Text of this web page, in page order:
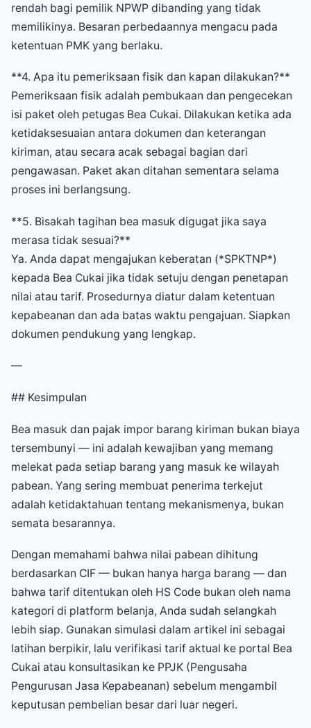
rendah bagi pemilik NPWP dibanding yang tidak
memilikinya. Besaran perbedaannya mengacu pada
ketentuan PMK yang berlaku.
**4. Apa itu pemeriksaan fisik dan kapan dilakukan?**
Pemeriksaan fisik adalah pembukaan dan pengecekan
isi paket oleh petugas Bea Cukai. Dilakukan ketika ada
ketidaksesuaian antara dokumen dan keterangan
kiriman, atau secara acak sebagai bagian dari
pengawasan. Paket akan ditahan sementara selama
proses ini berlangsung.
**5. Bisakah tagihan bea masuk digugat jika saya
merasa tidak sesuai?**
Ya. Anda dapat mengajukan keberatan (*SPKTNP*)
kepada Bea Cukai jika tidak setuju dengan penetapan
nilai atau tarif. Prosedurnya diatur dalam ketentuan
kepabeanan dan ada batas waktu pengajuan. Siapkan
dokumen pendukung yang lengkap.
—
## Kesimpulan
Bea masuk dan pajak impor barang kiriman bukan biaya
tersembunyi — ini adalah kewajiban yang memang
melekat pada setiap barang yang masuk ke wilayah
pabean. Yang sering membuat penerima terkejut
adalah ketidaktahuan tentang mekanismenya, bukan
semata besarannya.
Dengan memahami bahwa nilai pabean dihitung
berdasarkan CIF — bukan hanya harga barang — dan
bahwa tarif ditentukan oleh HS Code bukan oleh nama
kategori di platform belanja, Anda sudah selangkah
lebih siap. Gunakan simulasi dalam artikel ini sebagai
latihan berpikir, lalu verifikasi tarif aktual ke portal Bea
Cukai atau konsultasikan ke PPJK (Pengusaha
Pengurusan Jasa Kepabeanan) sebelum mengambil
keputusan pembelian besar dari luar negeri.